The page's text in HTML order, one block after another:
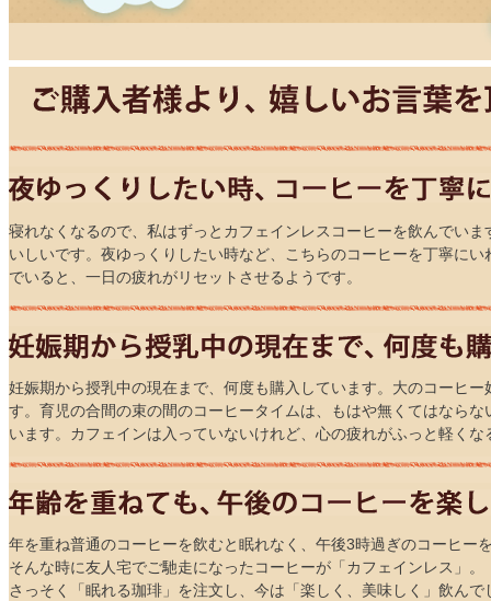
寝れなくなるので、私はずっとカフェインレスコーヒーを飲んでい
いしいです。夜ゆっくりしたい時など、こちらのコーヒーを丁寧に
でいると、一日の疲れがリセットさせるようです。
妊娠期から授乳中の現在まで、何度も購入しています。大のコーヒ
す。育児の合間の束の間のコーヒータイムは、もはや無くてはなら
います。カフェインは入っていないけれど、心の疲れがふっと軽くな
年を重ね普通のコーヒーを飲むと眠れなく、午後3時過ぎのコーヒー
そんな時に友人宅でご馳走になったコーヒーが「カフェインレス」。
さっそく「眠れる珈琲」を注文し、今は「楽しく、美味しく」飲ん